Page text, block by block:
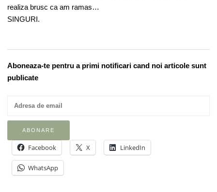
realiza brusc ca am ramas…
SINGURI.
Aboneaza-te pentru a primi notificari cand noi articole sunt
publicate
Facebook X LinkedIn
WhatsApp